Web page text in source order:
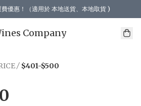
優惠！（適用於 本地送貨、本地取貨 )
Company
/ $401-$500